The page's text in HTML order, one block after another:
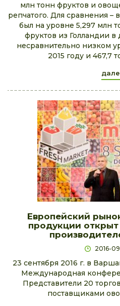
млн тонн фруктов и
репчатого. Для сравнения –
был на уровне 5,297 млн
фруктов из Голландии в
несравнительно низком
2015 году и 467,7
Европейский
продукции
2016-
23 сентября 2016 г. в
Международная
Представители 20
поставщиками